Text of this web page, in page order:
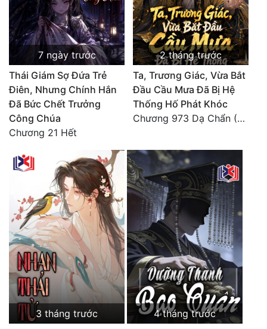
7 ngày trước
Thái Giám Sợ Đứa Trẻ
Điên, Nhưng Chính Hắn
Đã Bức Chết Trưởng
Công Chúa
Chương 21 Hết
2 tháng trước
Ta, Trương Giác, Vừa Bắt
Đầu Cầu Mưa Đã Bị Hệ
Thống Hố Phát Khóc
Chương 973 Dạ Chẩn (2/2)
3 tháng trước
4 tháng trước